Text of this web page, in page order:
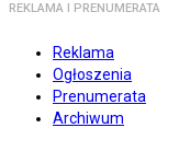
REKLAMA I PRENUMERATA
Reklama
Ogłoszenia
Prenumerata
Archiwum